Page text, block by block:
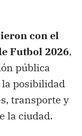
con el
Futbol 2026,
pública
la posibilidad
transporte y
la ciudad.